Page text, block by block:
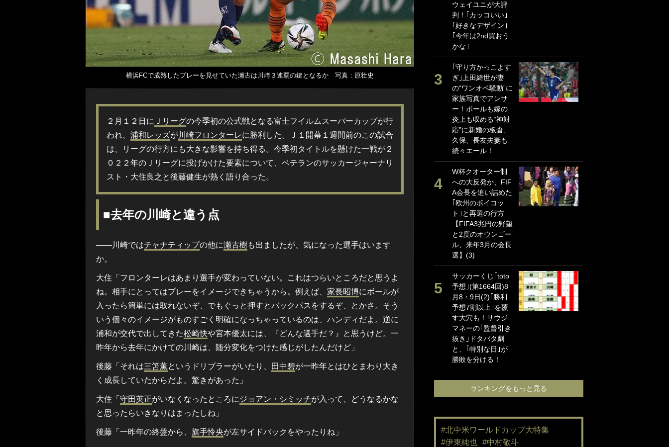
横浜FCで成熟したプレーを見せていた瀬古は川崎３連覇の鍵となるか 写真：原壮史
２月１２日に Ｊリーグの今季初の公式戦となる富士フイルムスーパーカップが行
われ、 浦和レッズが川崎フロンターレに勝利した。Ｊ１開幕１週間前のこの試合
は、リーグの行方にも大きな影響を持ち得る。今季初タイトルを懸けた一戦が２
０２２年のＪリーグに投げかけた要素について、ベテランのサッカージャーナリ
スト・大住良之と後藤健生が熱く語り合った。
■去年の川崎と違う点
――川崎ではチャナティップの他に瀬古樹も出ましたが、気になった選手はいます
か。
大住「フロンターレはあまり選手が変わっていない。これはつらいところだと思うよ
ね。相手にとってはプレーをイメージできちゃうから。例えば、 家長昭博にボールが
入ったら簡単には取れないぞ、でもぐっと押すとバックパスをするぞ、とかさ。そう
いう個々のイメージがものすごく明確になっちゃっているのは、ハンディだよ。逆に
浦和が交代で出してきた松崎快や宮本優太には、『どんな選手だ？』と思うけど。一
昨年から去年にかけての川崎は、随分変化をつけた感じがしたんだけど」
後藤「それは三笘薫というドリブラーがいたり、 田中碧が一昨年とはひとまわり大き
く成長していたからだよ。驚きがあった」
大住「 守田英正がいなくなったところに ジョアン・シミッチが入って、どうなるかな
と思ったらいきなりはまったしね」
後藤「一昨年の終盤から、 旗手怜央が左サイドバックをやったりね」
ウェイユニが大評
判！｢カッコいい｣
｢好きなデザイン｣
｢今年は2nd買おう
かな｣
｢守り方かっこよす
ぎ｣上田綺世が妻
の“ワンオペ騒動”に
家族写真でアンサ
ー！ボールも嫁の
炎上も収める“神対
応”に新婚の板倉、
久保、長友夫妻も
続々エール！
W杯クオーター制
への大反発か、FIF
A会長を追い詰めた
｢欧州のボイコッ
ト｣と再選の行方
【FIFA3兆円の野望
と2度のオウンゴー
ル、来年3月の会長
選】(3)
サッカーくじ｢toto
予想｣(第1664回)8
月8・9日(2)｢勝利
予想7割以上｣を覆
す大穴も！サウジ
マネーの｢監督引き
抜き｣ドタバタ劇
と、｢特別な日｣が
勝敗を分ける！
ランキングをもっと見る
#北中米ワールドカップ大特集
#伊東純也 #中村敬斗